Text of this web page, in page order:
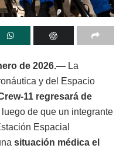
de 2026.— La
y del Espacio
11 regresará de
luego de que un integrante
Espacial
situación médica el